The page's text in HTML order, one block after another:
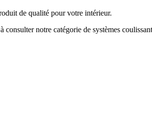
de qualité pour votre intérieur.
notre catégorie de systèmes